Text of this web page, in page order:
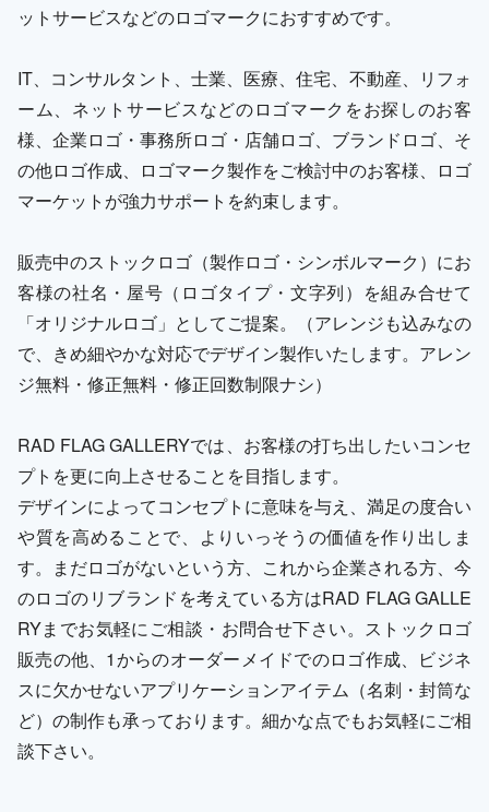
ットサービスなどのロゴマークにおすすめです。
IT、コンサルタント、士業、医療、住宅、不動産、リフォ
ーム、ネットサービスなどのロゴマークをお探しのお客
様、企業ロゴ・事務所ロゴ・店舗ロゴ、ブランドロゴ、そ
の他ロゴ作成、ロゴマーク製作をご検討中のお客様、ロゴ
マーケットが強力サポートを約束します。
販売中のストックロゴ（製作ロゴ・シンボルマーク）にお
客様の社名・屋号（ロゴタイプ・文字列）を組み合せて
「オリジナルロゴ」としてご提案。（アレンジも込みなの
で、きめ細やかな対応でデザイン製作いたします。アレン
ジ無料・修正無料・修正回数制限ナシ）
RAD FLAG GALLERYでは、お客様の打ち出したいコンセ
プトを更に向上させることを目指します。
デザインによってコンセプトに意味を与え、満足の度合い
や質を高めることで、よりいっそうの価値を作り出しま
す。まだロゴがないという方、これから企業される方、今
のロゴのリブランドを考えている方はRAD FLAG GALLE
RYまでお気軽にご相談・お問合せ下さい。ストックロゴ
販売の他、1からのオーダーメイドでのロゴ作成、ビジネ
スに欠かせないアプリケーションアイテム（名刺・封筒な
ど）の制作も承っております。細かな点でもお気軽にご相
談下さい。